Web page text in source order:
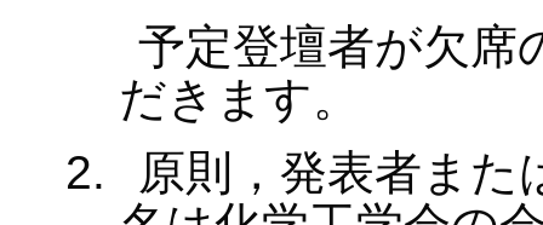
予定登壇者が欠席
だきます。
原則，発表者また